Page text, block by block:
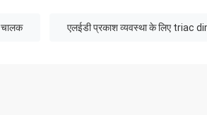
एलईडी प्रकाश व्यवस्था के लिए triac